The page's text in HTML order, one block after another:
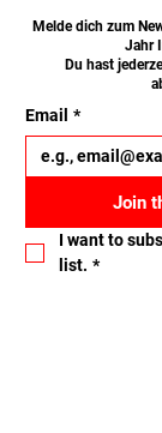
Melde dich zum
Jahr
Du hast
Email *
Join
I want to
list. *